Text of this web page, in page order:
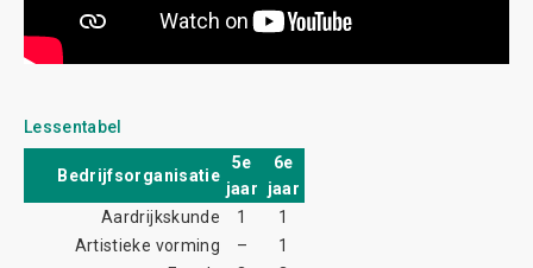
Lessentabel
Bedrijfsorganisatie
5e
jaar
6e
jaar
Aardrijkskunde
1
1
Artistieke vorming
–
1